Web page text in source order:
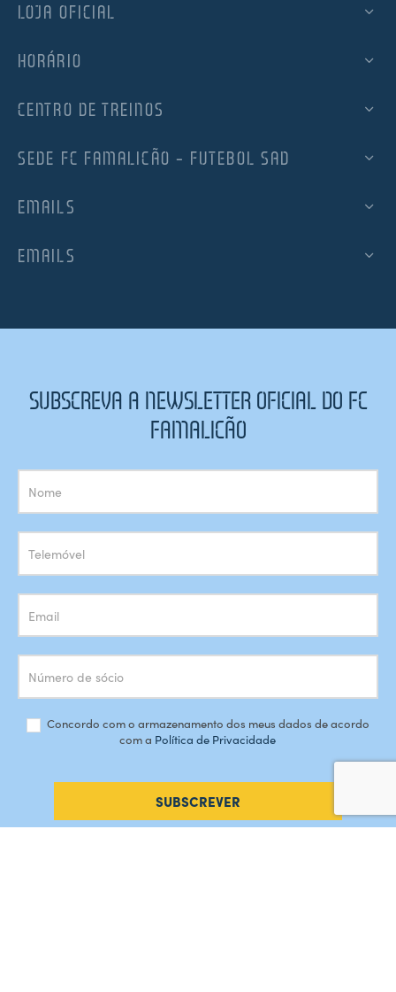
LOJA OFICIAL
HORÁRIO
CENTRO DE TREINOS
SEDE FC FAMALICÃO – FUTEBOL SAD
EMAILS
EMAILS
SUBSCREVA A NEWSLETTER OFICIAL DO FC
FAMALICÃO
Subscrição
Newsletter
Concordo com o armazenamento dos meus dados de acordo
com a Política de Privacidade
SUBSCREVER